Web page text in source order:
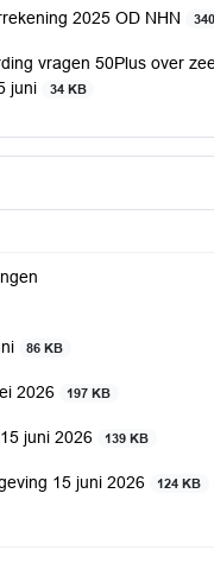
2025 OD NHN
vragen 50Plus over
juni
34 KB
86 KB
2026 197 KB
juni 2026 139 KB
15 juni 2026 124 KB